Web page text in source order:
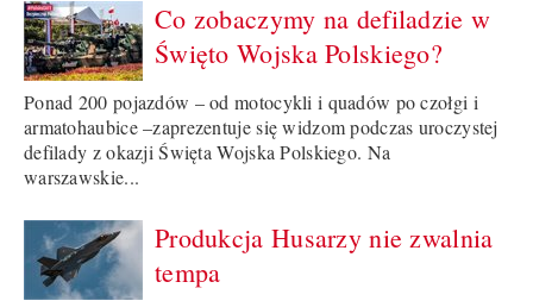
Co zobaczymy na defiladzie w
Święto Wojska Polskiego?
Ponad 200 pojazdów – od motocykli i quadów po czołgi i
armatohaubice –zaprezentuje się widzom podczas uroczystej
defilady z okazji Święta Wojska Polskiego. Na
warszawskie...
Produkcja Husarzy nie zwalnia
tempa